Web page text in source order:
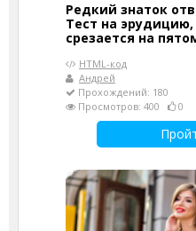
Редкий знаток
Тест на
срезается на
HTML-код
Андрей
Прохождений: 180
Просмотров: 400
0